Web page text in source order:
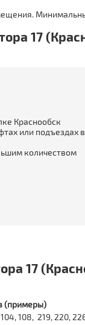
17
Краснообск
или подъездах в
количеством
17
(примеры)
108, 219, 220,